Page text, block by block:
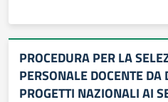
PROCEDURA PER LA
PERSONALE DOCENTE DA
PROGETTI NAZIONALI AI